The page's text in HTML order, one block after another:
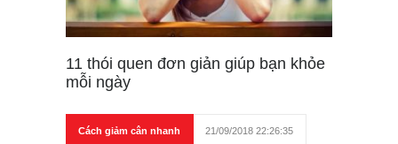
11 thói quen đơn giản giúp bạn khỏe
mỗi ngày
Cách giảm cân nhanh 21/09/2018 22:26:35